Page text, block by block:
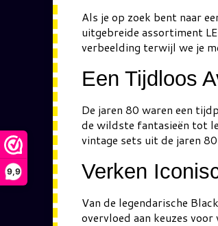
9,9
Als je op zoek bent naar
uitgebreide assortiment
verbeelding terwijl we je
Een Tijdloos
De jaren 80 waren een
de wildste fantasieën tot
vintage sets uit de jaren
Verken
Van de legendarische
overvloed aan keuzes